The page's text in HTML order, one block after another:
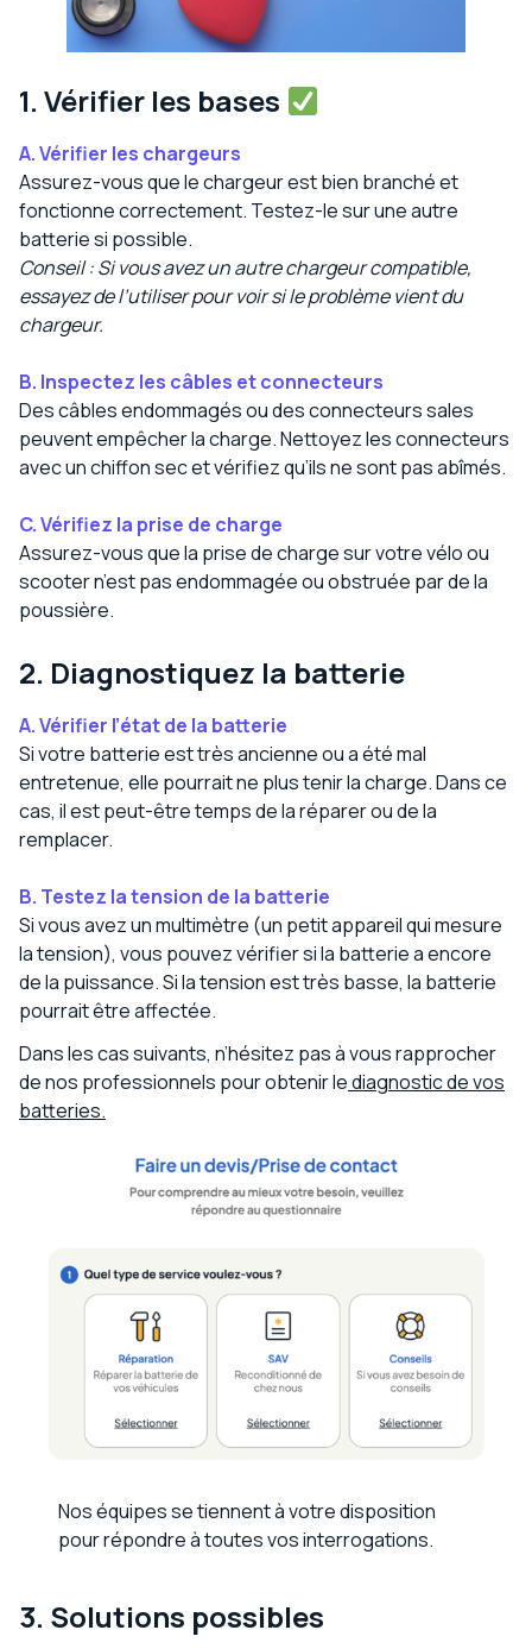
1. Vérifier les bases
A. Vérifier les chargeurs
Assurez-vous que le chargeur est bien branché et
fonctionne correctement. Testez-le sur une autre
batterie si possible.
Conseil : Si vous avez un autre chargeur compatible,
essayez de l’utiliser pour voir si le problème vient du
chargeur.
B. Inspectez les câbles et connecteurs
Des câbles endommagés ou des connecteurs sales
peuvent empêcher la charge. Nettoyez les connecteurs
avec un chiffon sec et vérifiez qu’ils ne sont pas abîmés.
C. Vérifiez la prise de charge
Assurez-vous que la prise de charge sur votre vélo ou
scooter n’est pas endommagée ou obstruée par de la
poussière.
2. Diagnostiquez la batterie
A. Vérifier l’état de la batterie
Si votre batterie est très ancienne ou a été mal
entretenue, elle pourrait ne plus tenir la charge. Dans ce
cas, il est peut-être temps de la réparer ou de la
remplacer.
B. Testez la tension de la batterie
Si vous avez un multimètre (un petit appareil qui mesure
la tension), vous pouvez vérifier si la batterie a encore
de la puissance. Si la tension est très basse, la batterie
pourrait être affectée.
Dans les cas suivants, n’hésitez pas à vous rapprocher
de nos professionnels pour obtenir lediagnostic de vos
batteries.
Nos équipes se tiennent à votre disposition
pour répondre à toutes vos interrogations.
3. Solutions possibles